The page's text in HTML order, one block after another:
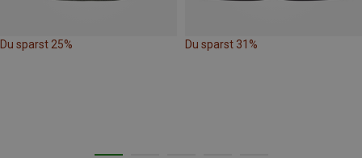
Du sparst 25% Du sparst 31%